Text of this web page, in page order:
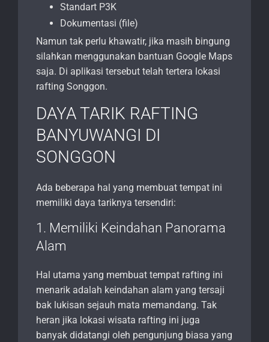
Standart P3K
Dokumentasi (file)
Namun tak perlu khawatir, jika masih bingung
silahkan menggunakan bantuan Google Maps
saja. Di aplikasi tersebut telah tertera lokasi
rafting Songgon.
DAYA TARIK RAFTING
BANYUWANGI DI
SONGGON
Ada beberapa hal yang membuat tempat ini
memiliki daya tariknya tersendiri:
1. Memiliki Keindahan Panorama
Alam
Hal utama yang membuat tempat rafting ini
menarik adalah keindahan alam yang tersaji
bak lukisan sejauh mata memandang. Tak
heran jika lokasi wisata rafting ini juga
banyak didatangi oleh pengunjung biasa yang